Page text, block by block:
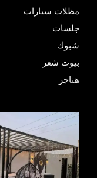
مظلات سيارات
جلسات
شبوك
بيوت شعر
هناجر